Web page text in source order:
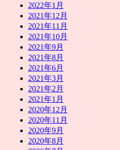
2022年1月
2021年12月
2021年11月
2021年10月
2021年9月
2021年8月
2021年6月
2021年3月
2021年2月
2021年1月
2020年12月
2020年11月
2020年9月
2020年8月